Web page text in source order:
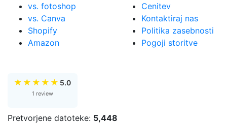
vs. fotoshop
vs. Canva
Shopify
Amazon
Cenitev
Kontaktiraj nas
Politika zasebnosti
Pogoji storitve
★ ★ ★ ★ ★ 5.0
1 review
Pretvorjene datoteke: 5,448